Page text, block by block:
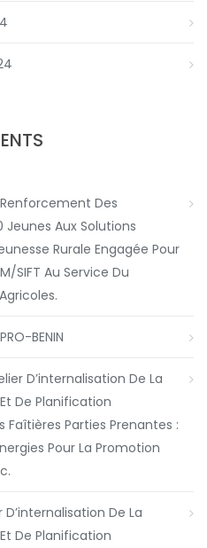
Renforcement Des
Aux Solutions
Rurale Engagée Pour
SIFT Au Service Du
BENIN
D’internalisation De La
De Planification
Parties Prenantes :
Pour La Promotion
D’internalisation De La
De Planification